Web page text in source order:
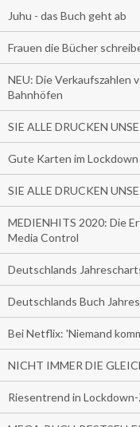
Juhu - das Buch geht ab
Frauen die Bücher
NEU: Die
Bahnhöfen
SIE ALLE DRUCKEN
Gute Karten im Lockdown
SIE ALLE DRUCKEN
MEDIENHITS 2020: Die
Media Control
Deutschlands
Deutschlands Buch
Bei Netflix: 'Niemand
NICHT IMMER DIE
Riesentrend in